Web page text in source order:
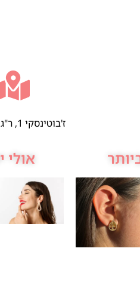
ז'בוטינסקי 1, ר"ג (הבורסה)
אולי